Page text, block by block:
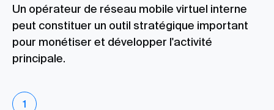
Un opérateur de réseau mobile virtuel interne
peut constituer un outil stratégique important
pour monétiser et développer l'activité
principale.